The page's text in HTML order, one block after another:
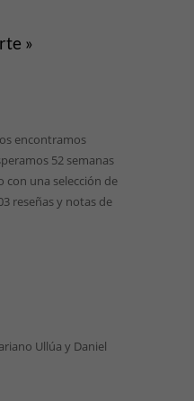
»
encontramos
52 semanas
con una selección de
reseñas y notas de
Ullúa y Daniel